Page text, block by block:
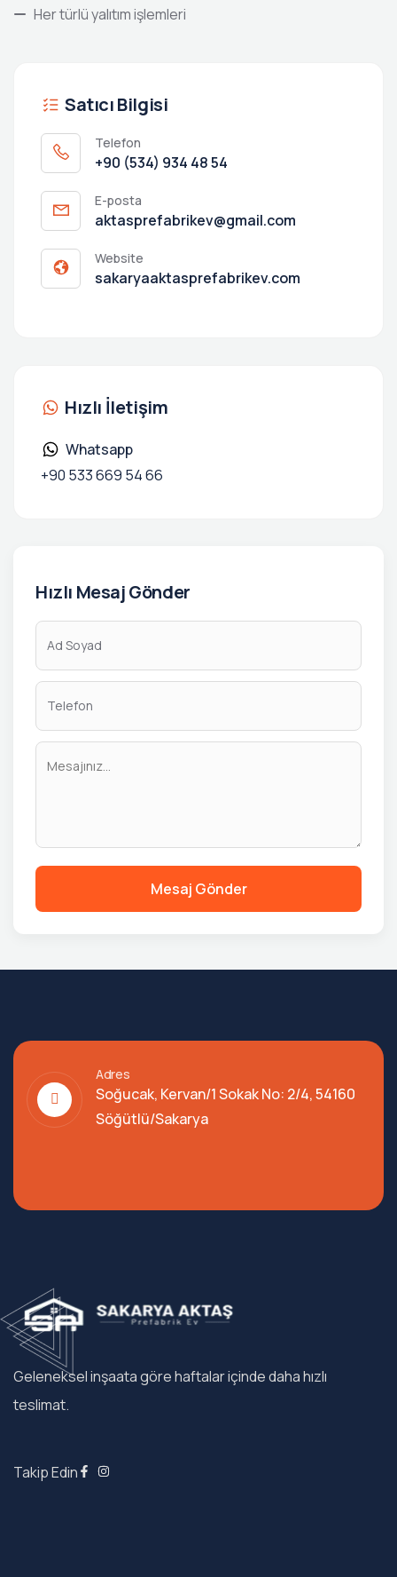
Her türlü yalıtım işlemleri
Satıcı Bilgisi
Telefon
+90 (534) 934 48 54
E-posta
aktasprefabrikev@gmail.com
Website
sakaryaaktasprefabrikev.com
Hızlı İletişim
Whatsapp
+90 533 669 54 66
Hızlı Mesaj Gönder
Mesaj Gönder
Adres
Soğucak, Kervan/1 Sokak No: 2/4, 54160
Söğütlü/Sakarya
Geleneksel inşaata göre haftalar içinde daha hızlı
teslimat.
Takip Edin